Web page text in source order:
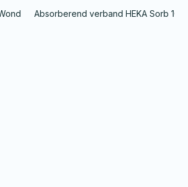
Absorberend verband HEKA Sorb